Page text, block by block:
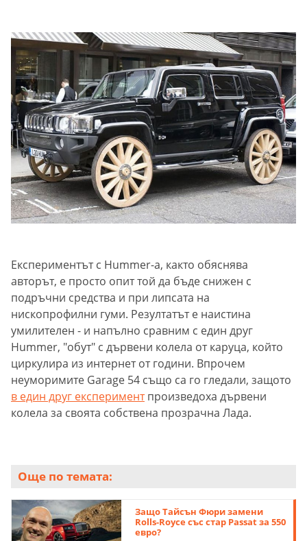
Експериментът с Hummer-а, както обяснява
авторът, е просто опит той да бъде снижен с
подръчни средства и при липсата на
нископрофилни гуми. Резултатът е наистина
умилителен - и напълно сравним с един друг
Hummer, "обут" с дървени колела от каруца, който
циркулира из интернет от години. Впрочем
неуморимите Garage 54 също са го гледали, защото
в един друг експериментпроизведоха дървени
колела за своята собствена прозрачна Лада.
Още по темата:
Защо Тайсън Фюри замени
Rolls-Royce със стар Passat за 550
евро?